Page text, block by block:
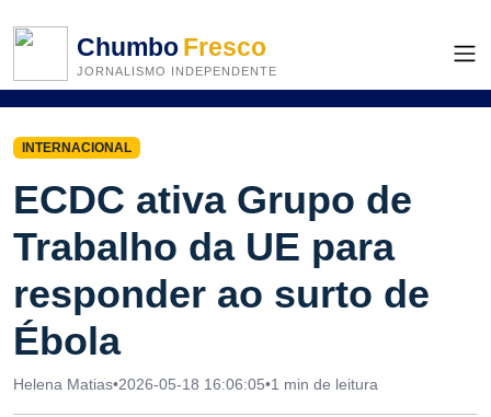
ChumboFresco
JORNALISMO INDEPENDENTE
INTERNACIONAL
ECDC ativa Grupo de
Trabalho da UE para
responder ao surto de
Ébola
Helena Matias•2026-05-18 16:06:05•1 min de leitura